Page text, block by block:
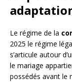
Le régime de la
2025 le régime
s’articule autour
le mariage
possédés avant le